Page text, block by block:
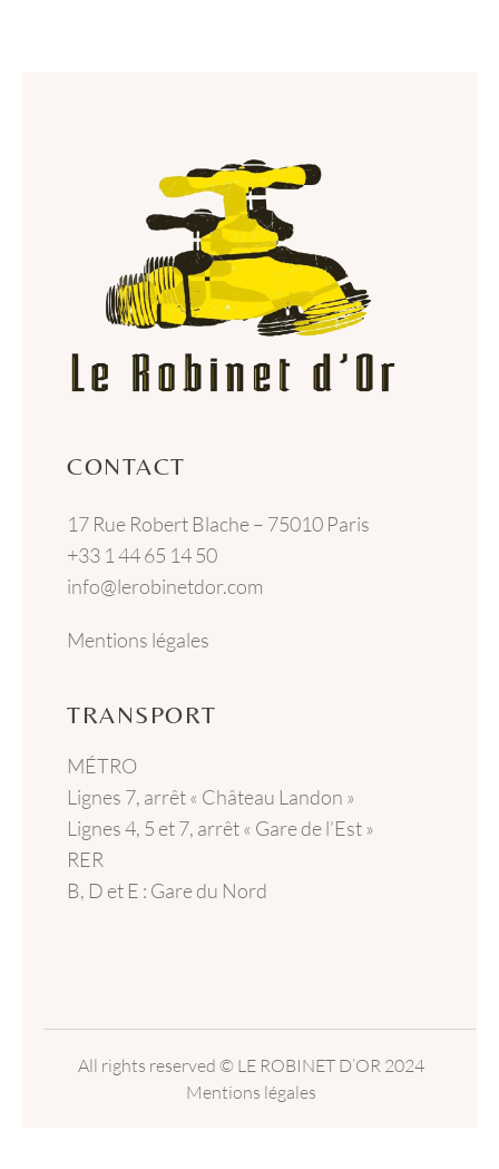
CONTACT
17 Rue Robert Blache – 75010 Paris
+33 1 44 65 14 50
info@lerobinetdor.com
Mentions légales
TRANSPORT
MÉTRO
Lignes 7, arrêt « Château Landon »
Lignes 4, 5 et 7, arrêt « Gare de l’Est »
RER
B, D et E : Gare du Nord
All rights reserved © LE ROBINET D’OR 2024
Mentions légales